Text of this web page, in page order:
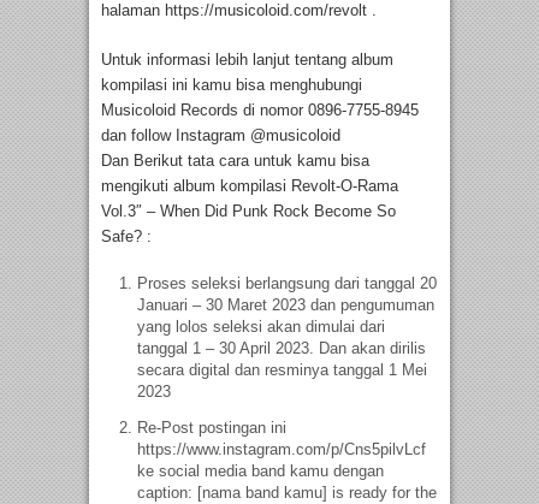
halaman https://musicoloid.com/revolt .
Untuk informasi lebih lanjut tentang album
kompilasi ini kamu bisa menghubungi
Musicoloid Records di nomor 0896-7755-8945
dan follow Instagram @musicoloid
Dan Berikut tata cara untuk kamu bisa
mengikuti album kompilasi Revolt-O-Rama
Vol.3″ – When Did Punk Rock Become So
Safe? :
Proses seleksi berlangsung dari tanggal 20
Januari – 30 Maret 2023 dan pengumuman
yang lolos seleksi akan dimulai dari
tanggal 1 – 30 April 2023. Dan akan dirilis
secara digital dan resminya tanggal 1 Mei
2023
Re-Post postingan ini
https://www.instagram.com/p/Cns5pilvLcf
ke social media band kamu dengan
caption: [nama band kamu] is ready for the